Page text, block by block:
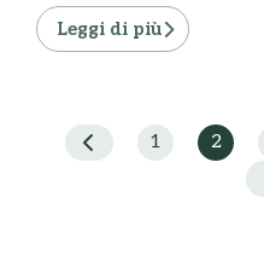
Leggi di più
1 2